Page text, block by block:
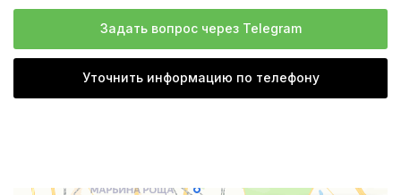
Задать вопрос через Telegram
Уточнить информацию по телефону